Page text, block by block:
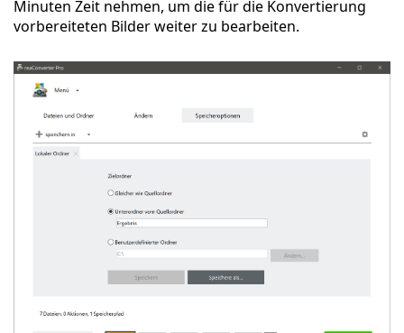
Minuten Zeit nehmen, um die für die Konvertierung
vorbereiteten Bilder weiter zu bearbeiten.